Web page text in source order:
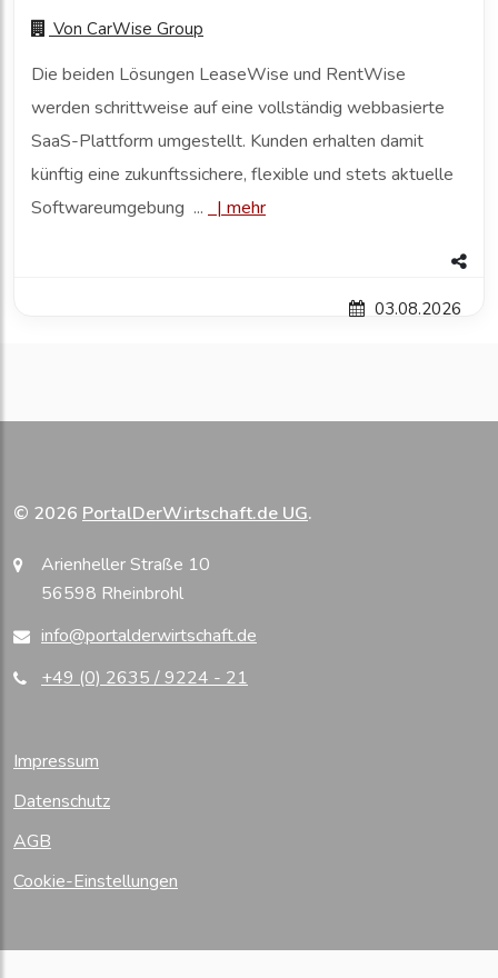
Von CarWise Group
Die beiden Lösungen LeaseWise und RentWise
werden schrittweise auf eine vollständig webbasierte
SaaS-Plattform umgestellt. Kunden erhalten damit
künftig eine zukunftssichere, flexible und stets aktuelle
Softwareumgebung ...
| mehr
03.08.2026
© 2026 PortalDerWirtschaft.de UG.
Arienheller Straße 10
56598 Rheinbrohl
info@portalderwirtschaft.de
+49 (0) 2635 / 9224 - 21
Impressum
Datenschutz
AGB
Cookie-Einstellungen